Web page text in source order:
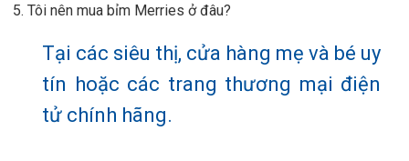
Tôi nên mua bỉm Merries ở đâu?
Tại các siêu thị, cửa hàng mẹ và bé uy
tín hoặc các trang thương mại điện
tử chính hãng.